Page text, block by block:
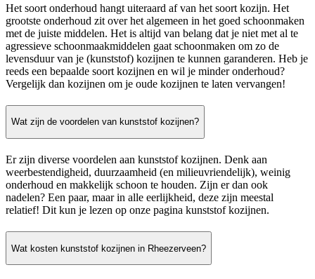
Het soort onderhoud hangt uiteraard af van het soort kozijn. Het
grootste onderhoud zit over het algemeen in het goed schoonmaken
met de juiste middelen. Het is altijd van belang dat je niet met al te
agressieve schoonmaakmiddelen gaat schoonmaken om zo de
levensduur van je (kunststof) kozijnen te kunnen garanderen. Heb je
reeds een bepaalde soort kozijnen en wil je minder onderhoud?
Vergelijk dan kozijnen om je oude kozijnen te laten vervangen!
Wat zijn de voordelen van kunststof kozijnen?
Er zijn diverse voordelen aan kunststof kozijnen. Denk aan
weerbestendigheid, duurzaamheid (en milieuvriendelijk), weinig
onderhoud en makkelijk schoon te houden. Zijn er dan ook
nadelen? Een paar, maar in alle eerlijkheid, deze zijn meestal
relatief! Dit kun je lezen op onze pagina kunststof kozijnen.
Wat kosten kunststof kozijnen in Rheezerveen?